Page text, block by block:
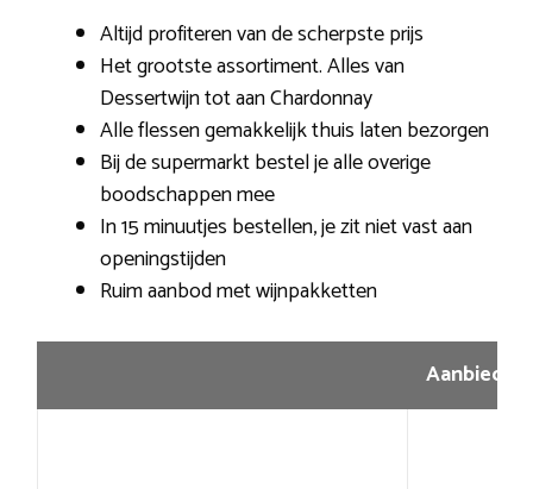
Altijd profiteren van de scherpste prijs
Het grootste assortiment. Alles van
Dessertwijn tot aan Chardonnay
Alle flessen gemakkelijk thuis laten bezorgen
Bij de supermarkt bestel je alle overige
boodschappen mee
In 15 minuutjes bestellen, je zit niet vast aan
openingstijden
Ruim aanbod met wijnpakketten